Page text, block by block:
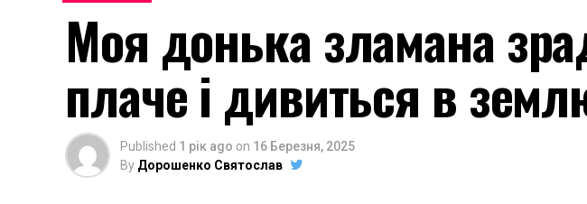
Моя донька зламана
плаче і дивиться в
Published 1 рік ago on 16 Березня, 2025
By Дорошенко Святослав